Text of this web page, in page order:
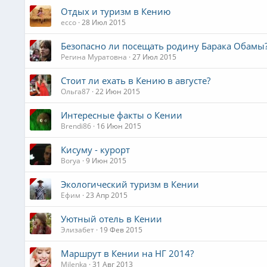
Отдых и туризм в Кению
ecco 28 Июл 2015
Безопасно ли посещать родину Барака
Регина Муратовна 27 Июл 2015
Стоит ли ехать в Кению в августе?
Ольга87 22 Июн 2015
Интересные факты о Кении
Brendi86 16 Июн 2015
Кисуму - курорт
Borya 9 Июн 2015
Экологический туризм в Кении
Ефим 23 Апр 2015
Уютный отель в Кении
Элизабет 19 Фев 2015
Маршрут в Кении на НГ 2014?
Milenka 31 Авг 2013